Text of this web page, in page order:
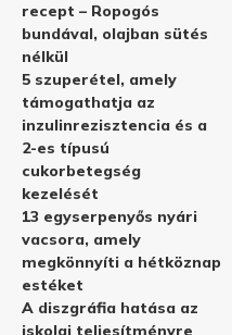
recept – Ropogós
bundával, olajban sütés
nélkül
5 szuperétel, amely
támogathatja az
inzulinrezisztencia és a
2-es típusú
cukorbetegség
kezelését
13 egyserpenyős nyári
vacsora, amely
megkönnyíti a hétköznap
estéket
A diszgráfia hatása az
iskolai teljesítményre